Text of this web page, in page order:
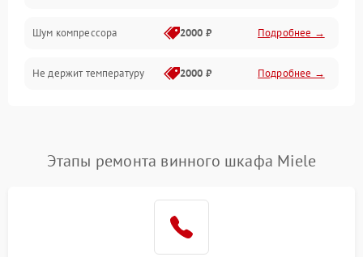
Шум компрессора 2000 ₽ Подробнее →
Не держит температуру 2000 ₽ Подробнее →
Этапы ремонта винного шкафа Miele